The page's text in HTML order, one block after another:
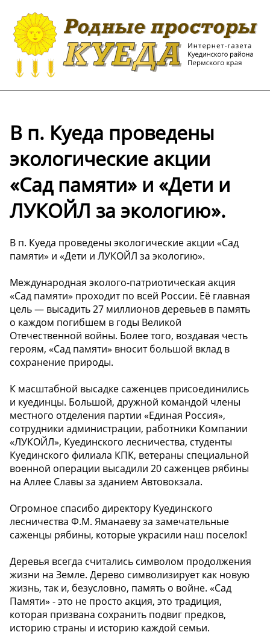
В п. Куеда проведены
экологические акции
«Сад памяти» и «Дети и
ЛУКОЙЛ за экологию».
В п. Куеда проведены экологические акции «Сад
памяти» и «Дети и ЛУКОЙЛ за экологию».
Международная эколого-патриотическая акция
«Сад памяти» проходит по всей России. Её главная
цель — высадить 27 миллионов деревьев в память
о каждом погибшем в годы Великой
Отечественной войны. Более того, воздавая честь
героям, «Сад памяти» вносит большой вклад в
сохранение природы.
К масштабной высадке саженцев присоединились
и куединцы. Большой, дружной командой члены
местного отделения партии «Единая Россия»,
сотрудники администрации, работники Компании
«ЛУКОЙЛ», Куединского лесничества, студенты
Куединского филиала КПК, ветераны специальной
военной операции высадили 20 саженцев рябины
на Аллее Славы за зданием Автовокзала.
Огромное спасибо директору Куединского
лесничества Ф.М. Яманаеву за замечательные
саженцы рябины, которые украсили наш поселок!
Деревья всегда считались символом продолжения
жизни на Земле. Дерево символизирует как новую
жизнь, так и, безусловно, память о войне. «Сад
Памяти» - это не просто акция, это традиция,
которая призвана сохранить подвиг предков,
историю страны и историю каждой семьи.